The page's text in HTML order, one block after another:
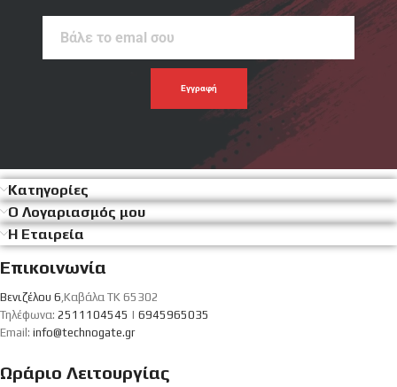
Κατηγορίες
Ο Λογαριασμός μου
Η Εταιρεία
Επικοινωνία
Βενιζέλου 6 ,Καβάλα ΤΚ 65302
Τηλέφωνα: 2511104545 | 6945965035
Email: info@technogate.gr
Ωράριο Λειτουργίας